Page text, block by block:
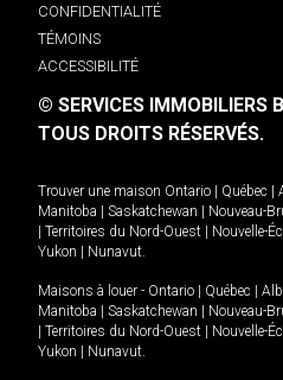
CONFIDENTIALITÉ
TÉMOINS
ACCESSIBILITÉ
© SERVICES IMMOBILIERS
TOUS DROITS RÉSERVÉS.
Trouver une maison Ontario Québec
Manitoba
Saskatchewan Nouveau-
Territoires du Nord-Ouest Nouvelle-
Yukon
Nunavut.
Maisons à louer - Ontario Québec
Manitoba
Saskatchewan Nouveau-
Territoires du Nord-Ouest Nouvelle-
Yukon
Nunavut.